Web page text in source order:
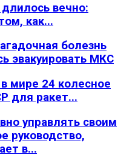
вечно:
как...
болезнь
эвакуировать МКС
мире 24 колесное
для ракет...
управлять своим
руководство,
в...